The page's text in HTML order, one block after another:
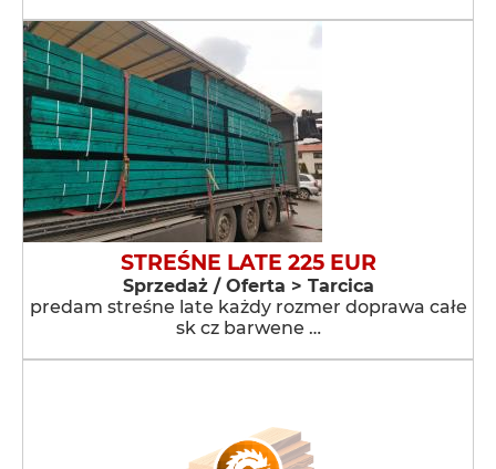
STREŚNE LATE 225 EUR
Sprzedaż / Oferta > Tarcica
predam streśne late każdy rozmer doprawa całe
sk cz barwene …